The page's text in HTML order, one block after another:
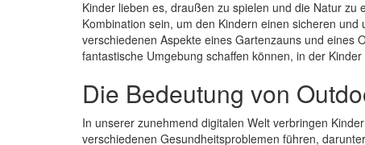
Kinder lieben es, draußen zu spielen und die Natur
Kombination sein, um den Kindern einen sicheren
verschiedenen Aspekte eines Gartenzauns und eines
fantastische Umgebung schaffen können, in der
Die Bedeutung von
In unserer zunehmend digitalen Welt verbringen
verschiedenen Gesundheitsproblemen führen,